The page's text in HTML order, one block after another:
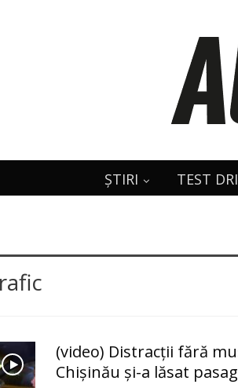
ȘTIRI TEST
(video) Distracții fără
Chişinău şi-a lăsat